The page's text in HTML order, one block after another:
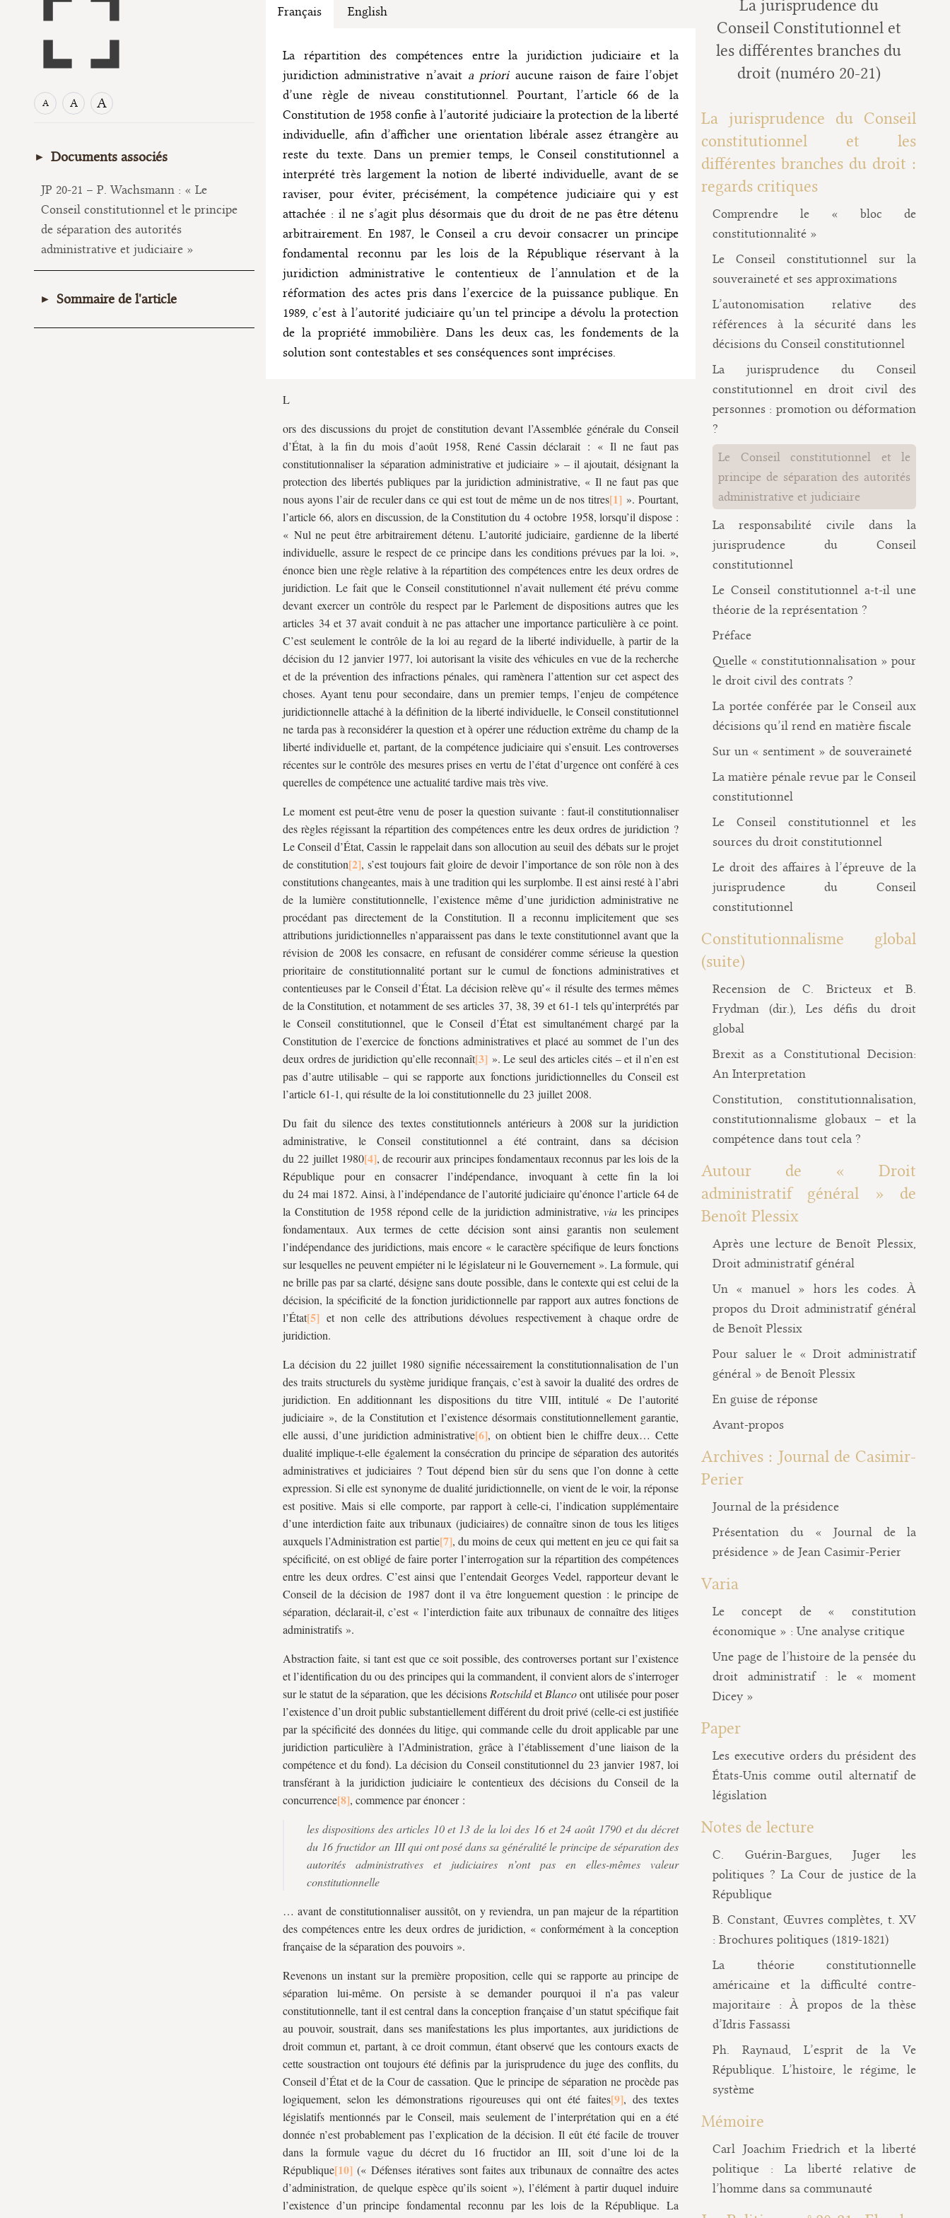
A A A
Documents associés
JP 20-21 – P. Wachsmann : « Le
Conseil constitutionnel et le principe
de séparation des autorités
administrative et judiciaire »
Sommaire de l'article
I. Le champ de l’article 66 de la
Français English
La répartition des compétences entre la juridiction judiciaire et la
juridiction administrative n’avait a priori aucune raison de faire l’objet
d’une règle de niveau constitutionnel. Pourtant, l’article 66 de la
Constitution de 1958 confie à l’autorité judiciaire la protection de la liberté
individuelle, afin d’afficher une orientation libérale assez étrangère au
reste du texte. Dans un premier temps, le Conseil constitutionnel a
interprété très largement la notion de liberté individuelle, avant de se
raviser, pour éviter, précisément, la compétence judiciaire qui y est
attachée : il ne s’agit plus désormais que du droit de ne pas être détenu
arbitrairement. En 1987, le Conseil a cru devoir consacrer un principe
fondamental reconnu par les lois de la République réservant à la
juridiction administrative le contentieux de l’annulation et de la
réformation des actes pris dans l’exercice de la puissance publique. En
1989, c’est à l’autorité judiciaire qu’un tel principe a dévolu la protection
de la propriété immobilière. Dans les deux cas, les fondements de la
solution sont contestables et ses conséquences sont imprécises.
L
ors des discussions du projet de constitution devant l’Assemblée générale du Conseil
d’État, à la fin du mois d’août 1958, René Cassin déclarait : « Il ne faut pas
constitutionnaliser la séparation administrative et judiciaire » – il ajoutait, désignant la
protection des libertés publiques par la juridiction administrative, « Il ne faut pas que
nous ayons l’air de reculer dans ce qui est tout de même un de nos titres
». Pourtant,
l’article 66, alors en discussion, de la Constitution du 4 octobre 1958, lorsqu’il dispose :
« Nul ne peut être arbitrairement détenu. L’autorité judiciaire, gardienne de la liberté
individuelle, assure le respect de ce principe dans les conditions prévues par la loi. »,
énonce bien une règle relative à la répartition des compétences entre les deux ordres de
juridiction. Le fait que le Conseil constitutionnel n’avait nullement été prévu comme
devant exercer un contrôle du respect par le Parlement de dispositions autres que les
articles 34 et 37 avait conduit à ne pas attacher une importance particulière à ce point.
C’est seulement le contrôle de la loi au regard de la liberté individuelle, à partir de la
décision du 12 janvier 1977, loi autorisant la visite des véhicules en vue de la recherche
et de la prévention des infractions pénales, qui ramènera l’attention sur cet aspect des
choses. Ayant tenu pour secondaire, dans un premier temps, l’enjeu de compétence
juridictionnelle attaché à la définition de la liberté individuelle, le Conseil constitutionnel
ne tarda pas à reconsidérer la question et à opérer une réduction extrême du champ de la
liberté individuelle et, partant, de la compétence judiciaire qui s’ensuit. Les controverses
récentes sur le contrôle des mesures prises en vertu de l’état d’urgence ont conféré à ces
querelles de compétence une actualité tardive mais très vive.
Le moment est peut-être venu de poser la question suivante : faut-il constitutionnaliser
des règles régissant la répartition des compétences entre les deux ordres de juridiction ?
Le Conseil d’État, Cassin le rappelait dans son allocution au seuil des débats sur le projet
de constitution
, s’est toujours fait gloire de devoir l’importance de son rôle non à des
constitutions changeantes, mais à une tradition qui les surplombe. Il est ainsi resté à l’abri
de la lumière constitutionnelle, l’existence même d’une juridiction administrative ne
procédant pas directement de la Constitution. Il a reconnu implicitement que ses
attributions juridictionnelles n’apparaissent pas dans le texte constitutionnel avant que la
révision de 2008 les consacre, en refusant de considérer comme sérieuse la question
prioritaire de constitutionnalité portant sur le cumul de fonctions administratives et
contentieuses par le Conseil d’État. La décision relève qu’« il résulte des termes mêmes
de la Constitution, et notamment de ses articles 37, 38, 39 et 61-1 tels qu’interprétés par
le Conseil constitutionnel, que le Conseil d’État est simultanément chargé par la
Constitution de l’exercice de fonctions administratives et placé au sommet de l’un des
deux ordres de juridiction qu’elle reconnaît
». Le seul des articles cités – et il n’en est
pas d’autre utilisable – qui se rapporte aux fonctions juridictionnelles du Conseil est
l’article 61-1, qui résulte de la loi constitutionnelle du 23 juillet 2008.
Du fait du silence des textes constitutionnels antérieurs à 2008 sur la juridiction
administrative, le Conseil constitutionnel a été contraint, dans sa décision
du 22 juillet 1980
, de recourir aux principes fondamentaux reconnus par les lois de la
République pour en consacrer l’indépendance, invoquant à cette fin la loi
du 24 mai 1872. Ainsi, à l’indépendance de l’autorité judiciaire qu’énonce l’article 64 de
la Constitution de 1958 répond celle de la juridiction administrative,via les principes
fondamentaux. Aux termes de cette décision sont ainsi garantis non seulement
l’indépendance des juridictions, mais encore « le caractère spécifique de leurs fonctions
sur lesquelles ne peuvent empiéter ni le législateur ni le Gouvernement ». La formule, qui
ne brille pas par sa clarté, désigne sans doute possible, dans le contexte qui est celui de la
décision, la spécificité de la fonction juridictionnelle par rapport aux autres fonctions de
l’État
et non celle des attributions dévolues respectivement à chaque ordre de
juridiction.
La décision du 22 juillet 1980 signifie nécessairement la constitutionnalisation de l’un
des traits structurels du système juridique français, c’est à savoir la dualité des ordres de
juridiction. En additionnant les dispositions du titre VIII, intitulé « De l’autorité
judiciaire », de la Constitution et l’existence désormais constitutionnellement garantie,
elle aussi, d’une juridiction administrative
, on obtient bien le chiffre deux… Cette
dualité implique-t-elle également la consécration du principe de séparation des autorités
administratives et judiciaires ? Tout dépend bien sûr du sens que l’on donne à cette
expression. Si elle est synonyme de dualité juridictionnelle, on vient de le voir, la réponse
est positive. Mais si elle comporte, par rapport à celle-ci, l’indication supplémentaire
d’une interdiction faite aux tribunaux (judiciaires) de connaître sinon de tous les litiges
auxquels l’Administration est partie
, du moins de ceux qui mettent en jeu ce qui fait sa
spécificité, on est obligé de faire porter l’interrogation sur la répartition des compétences
entre les deux ordres. C’est ainsi que l’entendait Georges Vedel, rapporteur devant le
Conseil de la décision de 1987 dont il va être longuement question : le principe de
séparation, déclarait-il, c’est « l’interdiction faite aux tribunaux de connaître des litiges
administratifs ».
Abstraction faite, si tant est que ce soit possible, des controverses portant sur l’existence
et l’identification du ou des principes qui la commandent, il convient alors de s’interroger
sur le statut de la séparation, que les décisions Rotschildet Blancoont utilisée pour poser
l’existence d’un droit public substantiellement différent du droit privé (celle-ci est justifiée
par la spécificité des données du litige, qui commande celle du droit applicable par une
juridiction particulière à l’Administration, grâce à l’établissement d’une liaison de la
compétence et du fond). La décision du Conseil constitutionnel du 23 janvier 1987, loi
transférant à la juridiction judiciaire le contentieux des décisions du Conseil de la
concurrence
, commence par énoncer :
les dispositions des articles 10 et 13 de la loi des 16 et 24 août 1790 et du décret
du 16 fructidor an III qui ont posé dans sa généralité le principe de séparation des
autorités administratives et judiciaires n’ont pas en elles-mêmes valeur
constitutionnelle
… avant de constitutionnaliser aussitôt, on y reviendra, un pan majeur de la répartition
des compétences entre les deux ordres de juridiction, « conformément à la conception
française de la séparation des pouvoirs ».
Revenons un instant sur la première proposition, celle qui se rapporte au principe de
séparation lui-même. On persiste à se demander pourquoi il n’a pas valeur
constitutionnelle, tant il est central dans la conception française d’un statut spécifique fait
au pouvoir, soustrait, dans ses manifestations les plus importantes, aux juridictions de
droit commun et, partant, à ce droit commun, étant observé que les contours exacts de
cette soustraction ont toujours été définis par la jurisprudence du juge des conflits, du
Conseil d’État et de la Cour de cassation. Que le principe de séparation ne procède pas
logiquement, selon les démonstrations rigoureuses qui ont été faites
, des textes
législatifs mentionnés par le Conseil, mais seulement de l’interprétation qui en a été
donnée n’est probablement pas l’explication de la décision. Il eût été facile de trouver
dans la formule vague du décret du 16 fructidor an III, soit d’une loi de la
République
(« Défenses itératives sont faites aux tribunaux de connaître des actes
d’administration, de quelque espèce qu’ils soient »), l’élément à partir duquel induire
l’existence d’un principe fondamental reconnu par les lois de la République. La
La jurisprudence du
Conseil Constitutionnel et
les différentes branches du
droit (numéro 20-21)
La jurisprudence du Conseil
constitutionnel et les
différentes branches du droit :
regards critiques
Comprendre le « bloc de
constitutionnalité »
Le Conseil constitutionnel sur la
souveraineté et ses approximations
L’autonomisation relative des
références à la sécurité dans les
décisions du Conseil constitutionnel
La jurisprudence du Conseil
constitutionnel en droit civil des
personnes : promotion ou déformation
?
Le Conseil constitutionnel et le
principe de séparation des autorités
administrative et judiciaire
La responsabilité civile dans la
jurisprudence du Conseil
constitutionnel
Le Conseil constitutionnel a-t-il une
théorie de la représentation ?
Préface
Quelle « constitutionnalisation » pour
le droit civil des contrats ?
La portée conférée par le Conseil aux
décisions qu’il rend en matière fiscale
Sur un « sentiment » de souveraineté
La matière pénale revue par le Conseil
constitutionnel
Le Conseil constitutionnel et les
sources du droit constitutionnel
Le droit des affaires à l’épreuve de la
jurisprudence du Conseil
constitutionnel
Constitutionnalisme global
(suite)
Recension de C. Bricteux et B.
Frydman (dir.), Les défis du droit
global
Brexit as a Constitutional Decision:
An Interpretation
Constitution, constitutionnalisation,
constitutionnalisme globaux – et la
compétence dans tout cela ?
Autour de « Droit
administratif général » de
Benoît Plessix
Après une lecture de Benoît Plessix,
Droit administratif général
Un « manuel » hors les codes. À
propos du Droit administratif général
de Benoît Plessix
Pour saluer le « Droit administratif
général » de Benoît Plessix
En guise de réponse
Avant-propos
Archives : Journal de Casimir-
Perier
Journal de la présidence
Présentation du « Journal de la
présidence » de Jean Casimir-Perier
Varia
Le concept de « constitution
économique » : Une analyse critique
Une page de l’histoire de la pensée du
droit administratif : le « moment
Dicey »
Paper
Les executive orders du président des
États-Unis comme outil alternatif de
législation
Notes de lecture
C. Guérin-Bargues, Juger les
politiques ? La Cour de justice de la
République
B. Constant, Œuvres complètes, t. XV
: Brochures politiques (1819-1821)
La théorie constitutionnelle
américaine et la difficulté contre-
majoritaire : À propos de la thèse
d’Idris Fassassi
Ph. Raynaud, L’esprit de la Ve
République. L’histoire, le régime, le
système
Mémoire
Carl Joachim Friedrich et la liberté
politique : La liberté relative de
l’homme dans sa communauté